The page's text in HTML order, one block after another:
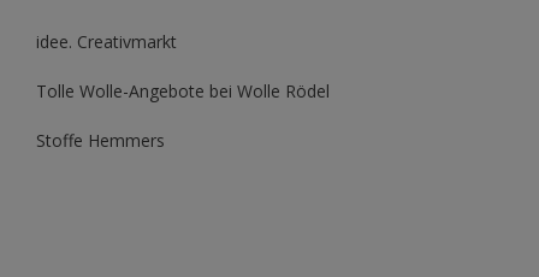
idee. Creativmarkt
Tolle Wolle-Angebote bei Wolle Rödel
Stoffe Hemmers